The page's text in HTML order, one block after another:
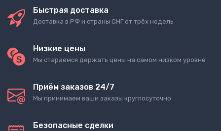
Быстрая доставка
Доставка в РФ и страны СНГ от трёх недель
Низкие цены
Мы стараемся держать цены на самом низком уровне
Приём заказов 24/7
Мы принимаем ваши заказы круглосуточно
Безопасные сделки